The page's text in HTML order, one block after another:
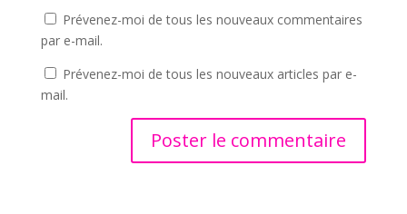
Prévenez-moi de tous les nouveaux commentaires
par e-mail.
Prévenez-moi de tous les nouveaux articles par e-
mail.